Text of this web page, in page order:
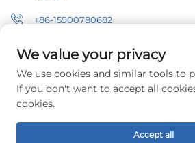
+86-15900780682
[email protected]
Cóipchirt © 2026 Changzhou Pacific
Ltd. Gach ceart ar fad fáilte.
We value your privacy
We use cookies and similar tools to
If you don't want to accept all
cookies.
Accept all